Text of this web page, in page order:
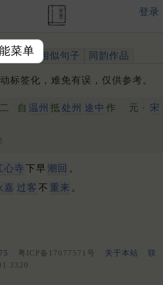
菜单
登录
引用 相似句子 同韵作品
标签化，难免有误，仅供参考。
自 温州 抵 处州 途中 作 元 ·
宋
心寺 下早 潮回 。
嘉 过客 不 重来 。
粤ICP备17077571号 关于本站
联
3320